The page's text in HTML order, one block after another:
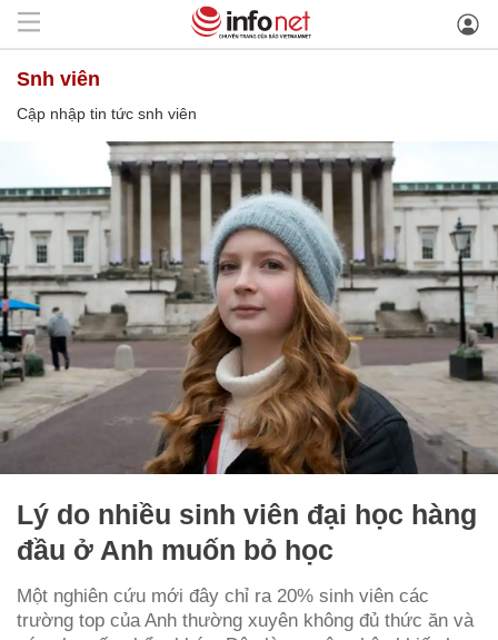
snh viên
Cập nhập tin tức snh viên
Lý do nhiều sinh viên đại học hàng
đầu ở Anh muốn bỏ học
Một nghiên cứu mới đây chỉ ra 20% sinh viên các
trường top của Anh thường xuyên không đủ thức ăn và